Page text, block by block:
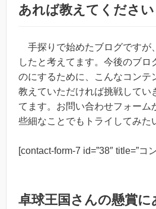
あれば教えてください
手探りで始めたブログですが
したと考えてます。今後のブロ
のにするために、こんなコンテ
教えていただければ挑戦してい
てます。お問い合わせフォーム
些細なことでもトライしてみた
[contact-form-7 id=”38″ title=”コ
卓球王国さんの懸賞に